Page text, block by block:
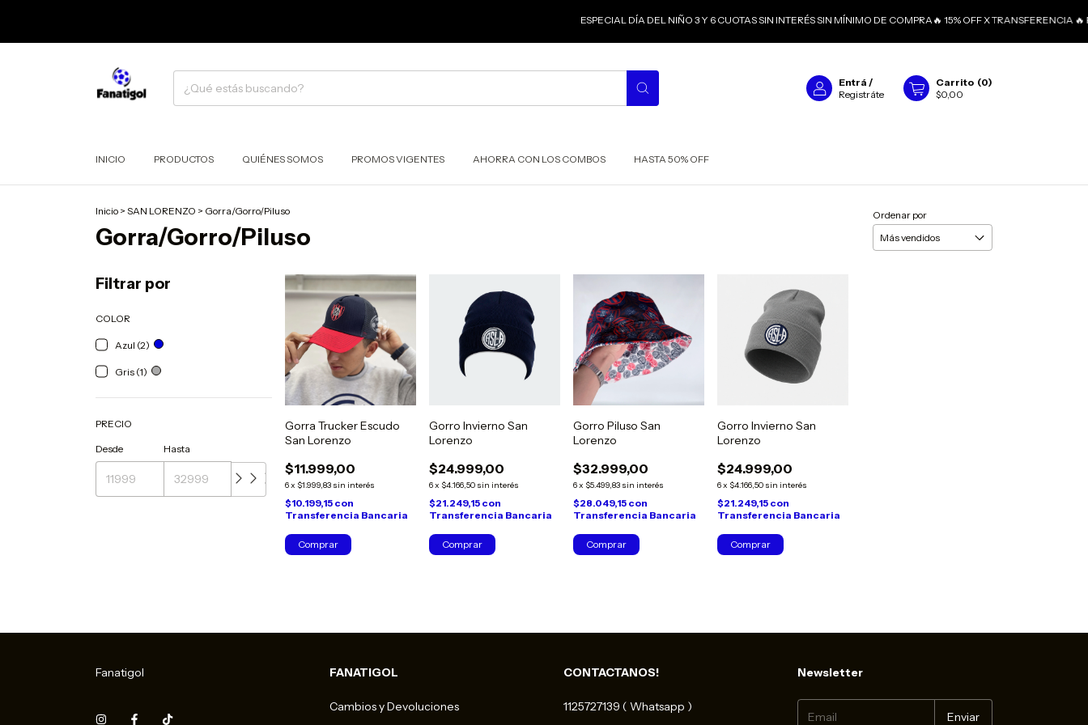
ESPECIAL DÍA DEL NIÑO 3 Y 6 CUOTAS SIN INTERÉS SIN MÍNIMO DE COMPRA🔥 15% OFF X TRANSFERENCIA 🔥
Entrá /
Registráte
Carrito (0)
$0,00
INICIO PRODUCTOS QUIÉNES SOMOS PROMOS VIGENTES AHORRA CON LOS COMBOS HASTA 50% OFF
Inicio > SAN LORENZO > Gorra/Gorro/Piluso
Gorra/Gorro/Piluso
Ordenar por
Filtrar por
COLOR
Azul (2)
Gris (1)
PRECIO
Desde Hasta
Gorra Trucker Escudo
San Lorenzo
$11.999,00
6x $1.999,83 sin interés
$10.199,15 con
Transferencia Bancaria
Comprar
Gorro Invierno San
Lorenzo
$24.999,00
6x $4.166,50 sin interés
$21.249,15 con
Transferencia Bancaria
Comprar
Gorro Piluso San
Lorenzo
$32.999,00
6x $5.499,83 sin interés
$28.049,15 con
Transferencia Bancaria
Gorro Invierno San
Lorenzo
$24.999,00
6x $4.166,50 sin interés
$21.249,15 con
Transferencia Bancaria
Comprar
Fanatigol FANATIGOL
Cambios y Devoluciones
CONTACTANOS!
1125727139 ( Whatsapp )
Newsletter